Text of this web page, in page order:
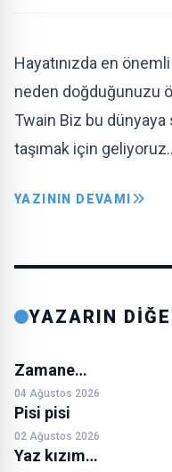
Hayatınızda en
neden doğduğunuzu
Twain Biz bu
taşımak için
YAZININ DEVAMI
YAZARIN
Zamane…
04 Ağustos 2026
Pisi pisi
02 Ağustos 2026
Yaz kızım…